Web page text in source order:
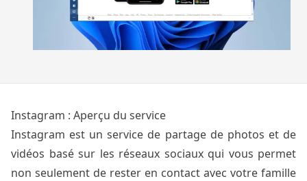
Instagram : Aperçu du service
Instagram est un service de partage de photos et de
vidéos basé sur les réseaux sociaux qui vous permet
non seulement de rester en contact avec votre famille